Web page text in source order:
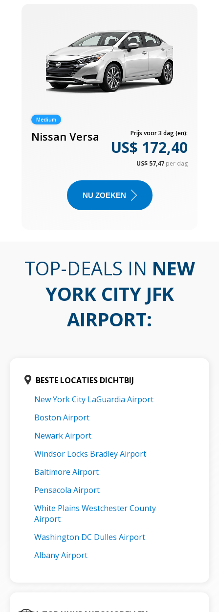
Medium
Nissan Versa Prijs voor 3 dag (en):
US$ 172,40
US$ 57,47 per dag
NU ZOEKEN
TOP-DEALS IN NEW
YORK CITY JFK
AIRPORT:
BESTE LOCATIES DICHTBIJ
New York City LaGuardia Airport
Boston Airport
Newark Airport
Windsor Locks Bradley Airport
Baltimore Airport
Pensacola Airport
White Plains Westchester County
Airport
Washington DC Dulles Airport
Albany Airport